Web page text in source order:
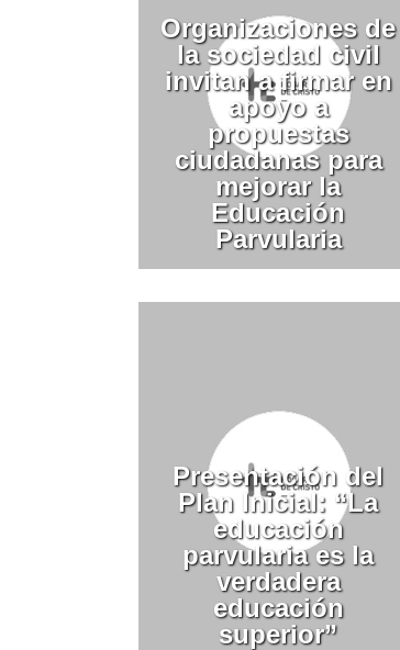
Organizaciones de
la sociedad civil
invitan a firmar en
apoyo a
propuestas
ciudadanas para
mejorar la
Educación
Parvularia
Presentación del
Plan Inicial: “La
educación
parvularia es la
verdadera
educación
superior”